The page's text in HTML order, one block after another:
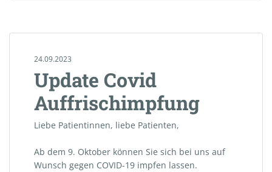
24.09.2023
Update Covid
Auffrischimpfung
Liebe Patientinnen, liebe Patienten,
Ab dem 9. Oktober können Sie sich bei uns auf
Wunsch gegen COVID-19 impfen lassen.